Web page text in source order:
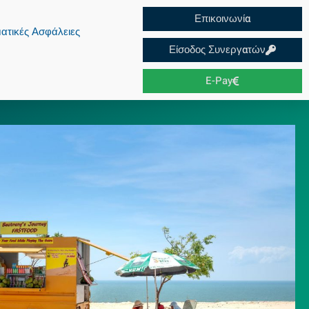
Ασφάλειες
Επικοινωνία
Είσοδος Συνεργατών
E-Pay